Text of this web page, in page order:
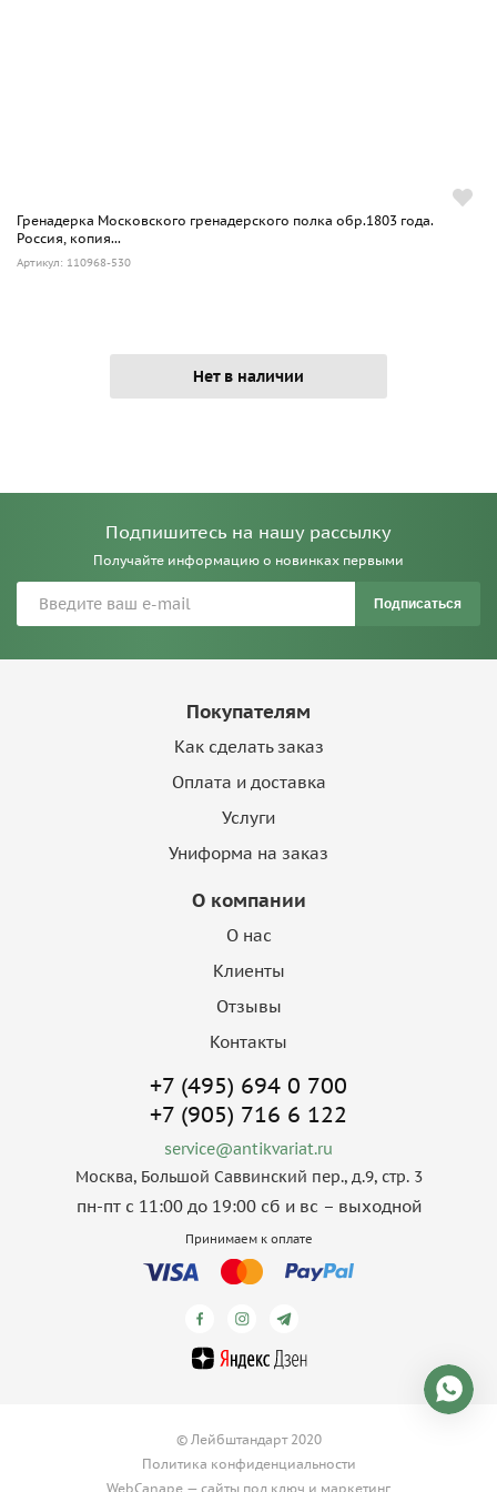
Гренадерка Московского гренадерского полка обр.1803 года.
Россия, копия...
Артикул: 110968-530
Нет в наличии
Подпишитесь на нашу рассылку
Получайте информацию о новинках первыми
Подписаться
Покупателям
Как сделать заказ
Оплата и доставка
Услуги
Униформа на заказ
О компании
О нас
Клиенты
Отзывы
Контакты
+7 (495) 694 0 700
+7 (905) 716 6 122
service@antikvariat.ru
Москва, Большой Саввинский пер., д.9, стр. 3
пн-пт с 11:00 до 19:00 сб и вс – выходной
Принимаем к оплате
© Лейбштандарт 2020
Политика конфиденциальности
WebCanape — сайты под ключ и маркетинг